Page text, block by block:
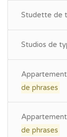
Studette de
Studios de
de phrases
de phrases